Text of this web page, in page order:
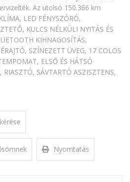
Az utolsó 150.366 km
LED FÉNYSZÓRÓ,
KULCS NÉLKÜLI NYITÁS ÉS
KIHNAGOSÍTÁS,
SZÍNEZETT ÜVEG, 17 COLOS
ELSŐ ÉS HÁTSÓ
RIASZTÓ, SÁVTARTÓ ASZISZTENS,
Nyomtatás